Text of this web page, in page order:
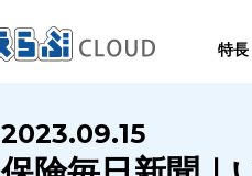
特長
SYSTEM
いえらぶCLOUDは不動産業務を
HOMEPAGE
いえらぶは集客用ホームページを
PERFORMANCE
いえらぶCLOUDを実際にご利用の
INFORMATION
いえらぶCLOUDや不動産業界に関する
2023.09.15